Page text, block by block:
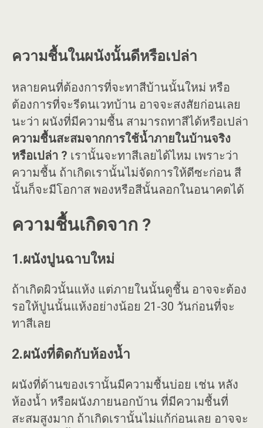
ความชื้นในผนังนั้นดีหรือเปล่า
หลายคนที่ต้องการที่จะทาสีบ้านนั้นใหม่ หรือ
ต้องการที่จะรีดนเวทบ้าน อาจจะสงสัยก่อนเลย
นะว่า ผนังที่มีความชื้น สามารถทาสีได้หรือเปล่า
ความชื้นสะสมจากการใช้น้ำภายในบ้านจริง
หรือเปล่า ? เรานั้นจะทาสีเลยได้ไหม เพราะว่า
ความชื้น ถ้าเกิดเรานั้นไม่จัดการให้ดีซะก่อน สี
นั้นก็จะมีโอกาส พองหรือสีนั้นลอกในอนาคตได้
ความชื้นเกิดจาก ?
1.ผนังปูนฉาบใหม่
ถ้าเกิดผิวนั้นแห้ง แต่ภายในนั้นดูชื้น อาจจะต้อง
รอให้ปูนนั้นแห้งอย่างน้อย 21-30 วันก่อนที่จะ
ทาสีเลย
2.ผนังที่ติดกับห้องน้ำ
ผนังที่ด้านของเรานั้นมีความชื้นบ่อย เช่น หลัง
ห้องน้ำ หรือผนังภายนอกบ้าน ที่มีความชื้นที่
สะสมสูงมาก ถ้าเกิดเรานั้นไม่แก้ก่อนเลย อาจจะ